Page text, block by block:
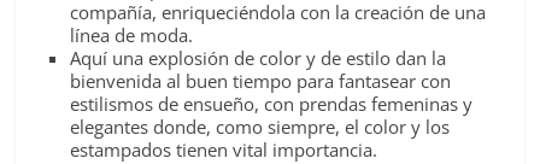
compañía, enriqueciéndola con la creación de una
línea de moda.
Aquí una explosión de color y de estilo dan la
bienvenida al buen tiempo para fantasear con
estilismos de ensueño, con prendas femeninas y
elegantes donde, como siempre, el color y los
estampados tienen vital importancia.